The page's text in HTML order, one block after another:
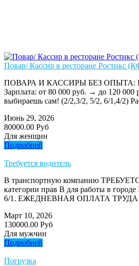
Повар/ Кассир в ресторане Ростикс
ПОВАРА И КАССИРЫ БЕЗ ОПЫТА:
Зарплата: от 80 000 руб. → до 120
выбираешь сам! (2/2,3/2, 5/2, 6/1,4/2)
Июнь 29, 2026
80000.00 Руб
Для женщин
Подробней
Требуется водитель
В транспортную компанию
категории прав В для работы в
6/1. ЕЖЕДНЕВНАЯ ОПЛАТА
Март 10, 2026
130000.00 Руб
Для мужчин
Подробней
Погрузка